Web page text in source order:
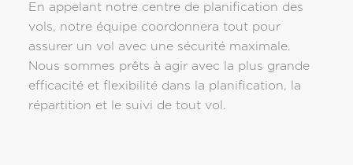
En appelant notre centre de planification des
vols, notre équipe coordonnera tout pour
assurer un vol avec une sécurité maximale.
Nous sommes prêts à agir avec la plus grande
efficacité et flexibilité dans la planification, la
répartition et le suivi de tout vol.